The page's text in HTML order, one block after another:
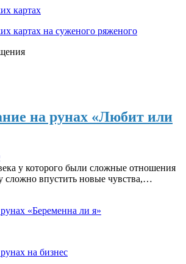
картах
картах на суженого ряженого
на рунах «Любит или
у которого были сложные отношения
сложно впустить новые чувства,…
«Беременна ли я»
на бизнес